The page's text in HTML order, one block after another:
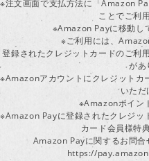
※注文画面で支払方法に「Amazon
ことでご利
※Amazon Payに移動し
※ご利用には、
登録されたクレジットカードのご利
があ
※Amazonアカウントにクレジットカ
いただ
※Amazonポイン
※Amazon Payに登録されたクレジッ
カード会員様特
Amazon Payに関するお問合
https://